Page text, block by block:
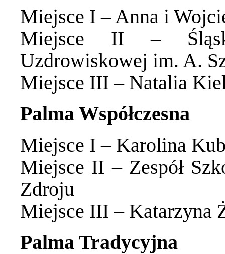
Miejsce I – Anna i
Miejsce II –
Uzdrowiskowej im. A.
Miejsce III – Natalia
Palma Współczesna
Miejsce I – Karolina
Miejsce II – Zespół
Zdroju
Miejsce III – Katarzyna
Palma Tradycyjna